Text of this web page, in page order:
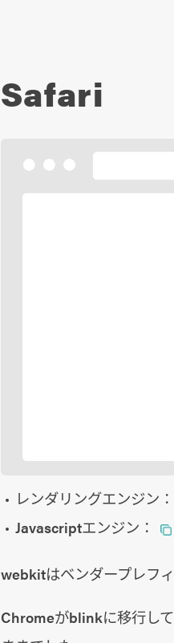
Safari
レンダリングエンジン：
Javascriptエンジン：
webkitはベンダープレフ
Chromeがblinkに移行し